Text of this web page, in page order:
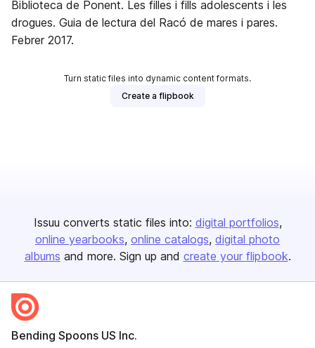
Biblioteca de Ponent. Les filles i fills adolescents i les
drogues. Guia de lectura del Racó de mares i pares.
Febrer 2017.
Turn static files into dynamic content formats.
Create a flipbook
Issuu converts static files into: digital portfolios
online yearbooks online catalogs digital photo
albums and more. Sign up and create your flipbook.
Bending Spoons US Inc.